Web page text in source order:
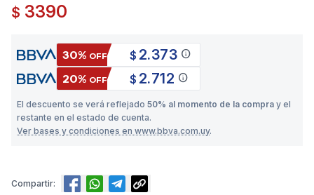
$ 3390
30% OFF $ 2.373 info
20% OFF $ 2.712 info
El descuento se verá reflejado 50% al momento de la compra y el
restante en el estado de cuenta.
Ver bases y condiciones en www.bbva.com.uy.
Compartir: